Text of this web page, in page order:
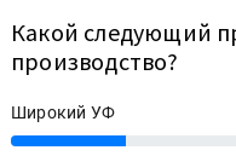
Какой следующий
производство?
Широкий УФ
25%